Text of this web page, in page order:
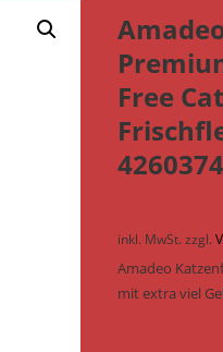
Free
inkl. MwSt. zzgl.
Amadeo
mit extra viel